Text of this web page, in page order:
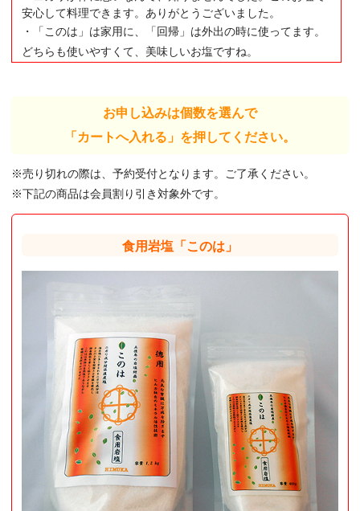
安心して料理できます。ありがとうございました。
・「このは」は家用に、「回帰」は外出の時に使ってます。
どちらも使いやすくて、美味しいお塩ですね。
お申し込みは個数を選んで
「カートへ入れる」を押してください。
※売り切れの際は、予約受付となります。ご了承ください。
※下記の商品は会員割り引き対象外です。
食用岩塩「このは」